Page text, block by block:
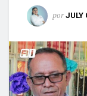
por JULY